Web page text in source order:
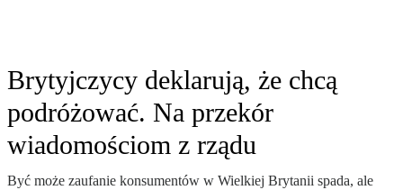
Brytyjczycy deklarują, że chcą
podróżować. Na przekór
wiadomościom z rządu
Być może zaufanie konsumentów w Wielkiej Brytanii spada, ale